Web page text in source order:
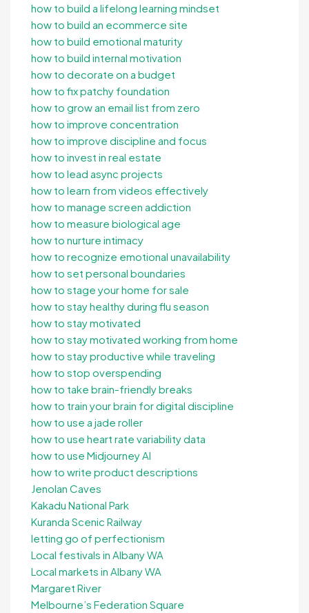
how to build a lifelong learning mindset
how to build an ecommerce site
how to build emotional maturity
how to build internal motivation
how to decorate on a budget
how to fix patchy foundation
how to grow an email list from zero
how to improve concentration
how to improve discipline and focus
how to invest in real estate
how to lead async projects
how to learn from videos effectively
how to manage screen addiction
how to measure biological age
how to nurture intimacy
how to recognize emotional unavailability
how to set personal boundaries
how to stage your home for sale
how to stay healthy during flu season
how to stay motivated
how to stay motivated working from home
how to stay productive while traveling
how to stop overspending
how to take brain-friendly breaks
how to train your brain for digital discipline
how to use a jade roller
how to use heart rate variability data
how to use Midjourney AI
how to write product descriptions
Jenolan Caves
Kakadu National Park
Kuranda Scenic Railway
letting go of perfectionism
Local festivals in Albany WA
Local markets in Albany WA
Margaret River
Melbourne’s Federation Square